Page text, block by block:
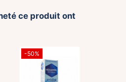
ce produit ont
-50%